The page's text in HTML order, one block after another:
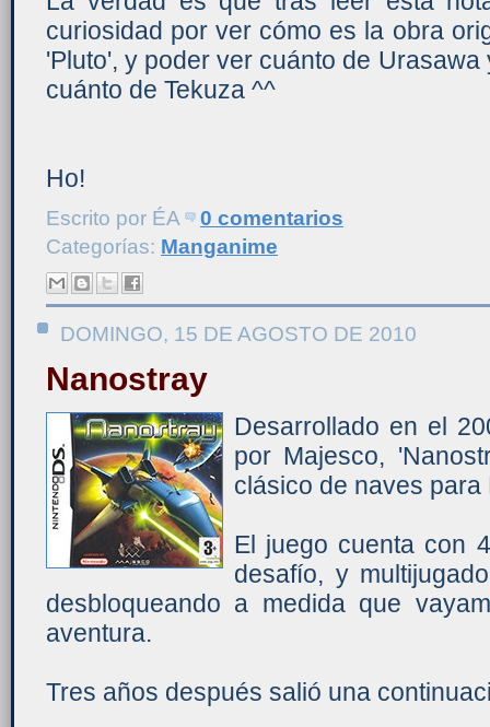
curiosidad por ver cómo es la obra
'Pluto', y poder ver cuánto de
cuánto de Tekuza ^^
Ho!
Escrito por ÉA
0 comentarios
Categorías: Manganime
DOMINGO, 15 DE AGOSTO DE 2010
Nanostray
Desarrollado en el
por Majesco,
clásico de naves para
El juego cuenta con
desafío, y
desbloqueando a medida que
aventura.
Tres años después salió una